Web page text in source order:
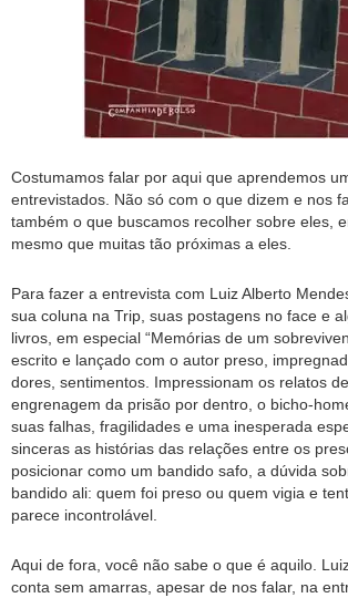
Costumamos falar por aqui que aprendemos
entrevistados. Não só com o que dizem e nos
também o que buscamos recolher sobre eles,
mesmo que muitas tão próximas a eles.
Para fazer a entrevista com Luiz Alberto
sua coluna na Trip, suas postagens no face e
livros, em especial “Memórias de um
escrito e lançado com o autor preso,
dores, sentimentos. Impressionam os relatos
engrenagem da prisão por dentro, o bicho-
suas falhas, fragilidades e uma inesperada
sinceras as histórias das relações entre os
posicionar como um bandido safo, a dúvida
bandido ali: quem foi preso ou quem vigia e
parece incontrolável.
Aqui de fora, você não sabe o que é aquilo.
conta sem amarras, apesar de nos falar, na